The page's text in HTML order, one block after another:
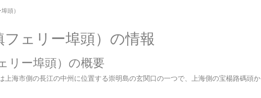
頭）
ェリー埠頭）の情報
リー埠頭）の概要
上海市側の長江の中州に位置する崇明島の玄関口の一つで、上海側の宝楊路碼頭か